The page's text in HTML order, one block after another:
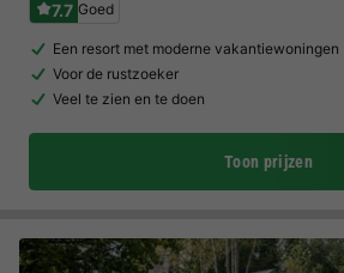
7.7 Goed
Een resort met moderne vakantiewoningen
Voor de rustzoeker
Veel te zien en te doen
Toon prijzen